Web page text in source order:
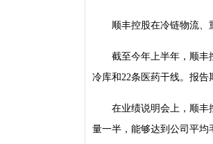
顺丰控股在冷链物流、
截至今年上半年，顺丰
冷库和22条医药干线。报告
在业绩说明会上，顺丰
量一半，能够达到公司平均